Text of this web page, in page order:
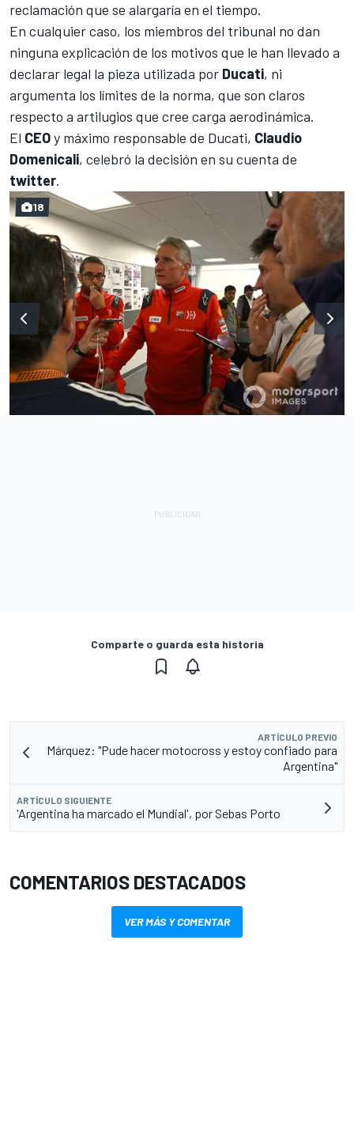
reclamación que se alargaría en el tiempo.
En cualquier caso, los miembros del tribunal no dan
ninguna explicación de los motivos que le han llevado a
declarar legal la pieza utilizada por Ducati, ni
argumenta los límites de la norma, que son claros
respecto a artilugios que cree carga aerodinámica.
El CEOy máximo responsable de Ducati, Claudio
Domenicali, celebró la decisión en su cuenta de
twitter.
18
Comparte o guarda esta historia
ARTÍCULO PREVIO
Márquez: "Pude hacer motocross y estoy confiado para
Argentina"
ARTÍCULO SIGUIENTE
'Argentina ha marcado el Mundial', por Sebas Porto
COMENTARIOS DESTACADOS
VER MÁS Y COMENTAR